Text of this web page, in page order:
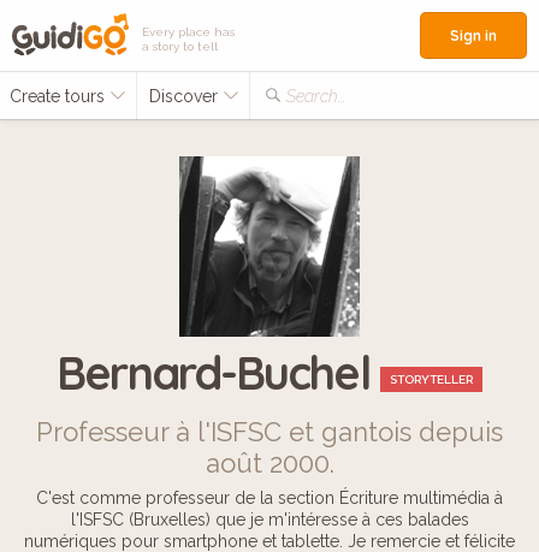
Every place has
a story to tell
Create tours Discover Search...
Sign in
Bernard-Buchel STORYTELLER
Professeur à l'ISFSC et gantois depuis
août 2000.
C'est comme professeur de la section Écriture multimédia à
l'ISFSC (Bruxelles) que je m'intéresse à ces balades
numériques pour smartphone et tablette. Je remercie et félicite